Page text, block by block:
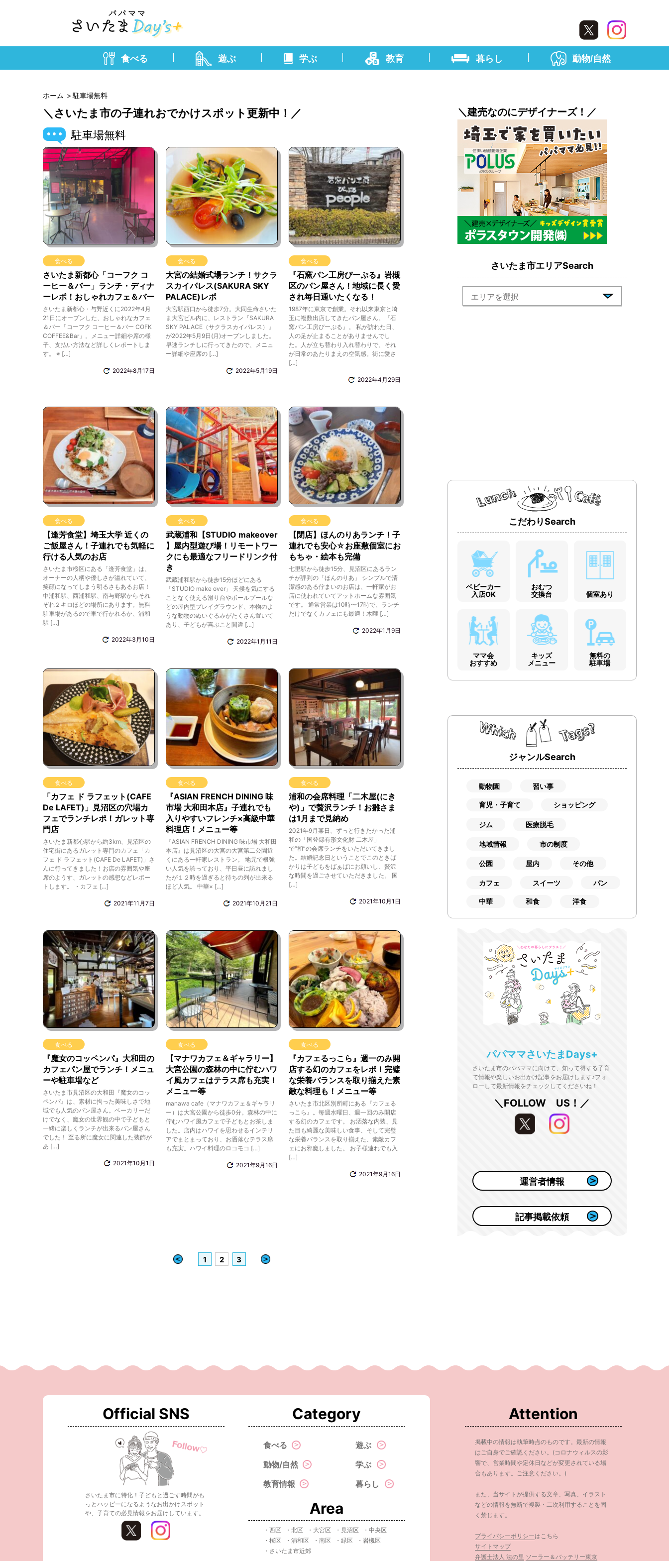
食べる 遊ぶ 学ぶ 教育 暮らし 動物/自然
ホーム 駐車場無料
＼さいたま市の子連れおでかけスポット更新中！／
駐車場無料
食べる
さいたま新都心「コーフク コ
ーヒー＆バー」ランチ・ディナ
ーレポ！おしゃれカフェ＆バー
さいたま新都心・与野近くに2022年4月
21日にオープンした、おしゃれなカフェ
＆バー「コーフク コーヒー＆バー COFK
COFFEE&Bar」。メニュー詳細や席の様
子、支払い方法など詳しくレポートしま
す。 ※ […]
2022年8月17日
食べる
大宮の結婚式場ランチ！サクラ
スカイパレス(SAKURA SKY
PALACE)レポ
大宮駅西口から徒歩7分。大同生命さいた
ま大宮ビル内に、レストラン『SAKURA
SKY PALACE（サクラスカイパレス）』
が2022年5月9日(月)オープンしました。
早速ランチしに行ってきたので、メニュ
ー詳細や座席の […]
2022年5月19日
食べる
『石窯パン工房ぴーぷる』岩槻
区のパン屋さん！地域に長く愛
され毎日通いたくなる！
1987年に東京で創業。それ以来東京と埼
玉に複数出店してきたパン屋さん。『石
窯パン工房ぴーぷる』。 私が訪れた日、
人の足が止まることがありませんでし
た。人が立ち替わり入れ替わりで、それ
が日常のあたりまえの空気感。街に愛さ
[…]
2022年4月29日
食べる
【逢芳食堂】埼玉大学 近くの
ご飯屋さん！子連れでも気軽に
行ける人気のお店
さいたま市桜区にある「逢芳食堂」は、
オーナーの人柄や優しさが溢れていて、
笑顔になってしまう明るさもあるお店！
中浦和駅、西浦和駅、南与野駅からそれ
ぞれ２キロほどの場所にあります。無料
駐車場があるので車で行かれるか、浦和
駅 […]
2022年3月10日
食べる
武蔵浦和【STUDIO makeover
】屋内型遊び場！リモートワー
クにも最適なフリードリンク付
き
武蔵浦和駅から徒歩15分ほどにある
「STUDIO make over」 天候を気にする
ことなく使える滑り台やボールプールな
どの屋内型プレイグラウンド、本物のよ
うな動物のぬいぐるみがたくさん置いて
あり、子どもが喜ぶこと間違 […]
2022年1月11日
食べる
【閉店】ほんのりあランチ！子
連れでも安心☆お座敷個室にお
もちゃ・絵本も完備
七里駅から徒歩15分、見沼区にあるラン
チが評判の「ほんのりあ」 シンプルで清
潔感のある佇まいのお店は、一軒家がお
店に使われていてアットホームな雰囲気
です。 通常営業は10時〜17時で、ランチ
だけでなくカフェにも最適！木曜 […]
2022年1月9日
食べる
「カフェ ド ラフェット(CAFE
De LAFET)」見沼区の穴場カ
フェでランチレポ！ガレット専
門店
さいたま新都心駅から約3km、見沼区の
住宅街にあるガレット専門のカフェ「カ
フェ ド ラフェット(CAFE De LAFET)」さ
んに行ってきました！お店の雰囲気や座
席のようす、ガレットの感想などレポー
トします。 ・カフェ […]
2021年11月7日
食べる
『ASIAN FRENCH DINING 味
市場 大和田本店』子連れでも
入りやすいフレンチ×高級中華
料理店！メニュー等
『ASIAN FRENCH DINING 味市場 大和田
本店』は見沼区の大宮の大宮第二公園近
くにある一軒家レストラン。 地元で根強
い人気を誇っており、平日昼に訪れまし
たが１２時を過ぎると待ちの列が出来る
ほど人気。 中華× […]
2021年10月21日
食べる
浦和の会席料理「二木屋(にき
や)」で贅沢ランチ！お雛さま
は1月まで見納め
2021年9月某日、ずっと行きたかった浦
和の「国登録有形文化財 二木屋」
で“和”の会席ランチをいただいてきまし
た。結婚記念日ということでこのときば
かりは子どもをばぁばにお願いし、贅沢
な時間を過ごさせていただきました。 国
[…]
2021年10月1日
食べる
『魔女のコッペンパ』大和田の
カフェパン屋でランチ！メニュ
ーや駐車場など
さいたま市見沼区の大和田『魔女のコッ
ペンパ』は、素材に拘った美味しさで地
域でも人気のパン屋さん。ベーカリーだ
けでなく、魔女の世界観の中で子どもと
一緒に楽しくランチが出来るパン屋さん
でした！ 至る所に魔女に関連した装飾が
あ […]
2021年10月1日
食べる
【マナワカフェ＆ギャラリー】
大宮公園の森林の中に佇むハワ
イ風カフェはテラス席も充実！
メニュー等
manawa cafe（マナワカフェ＆ギャラリ
ー）は大宮公園から徒歩0分。森林の中に
佇むハワイ風カフェで子どもとお茶しま
した。店内はハワイを思わせるインテリ
アでまとまっており、お洒落なテラス席
も充実。ハワイ料理のロコモコ […]
2021年9月16日
食べる
『カフェるっこら』週一のみ開
店する幻のカフェをレポ！完璧
な栄養バランスを取り揃えた素
敵な料理も！メニュー等
さいたま市北区別所町にある『カフェる
っこら』。毎週水曜日、週一回のみ開店
する幻のカフェです。 お洒落な内装、見
た目も綺麗な美味しい食事、そして完璧
な栄養バランスを取り揃えた、素敵カフ
ェにお邪魔しました。 お子様連れでも入
[…]
2021年9月16日
« 1 2 3 »
＼建売なのにデザイナーズ！／
さいたま市エリアSearch
こだわりSearch
ベビーカー
入店OK
おむつ
交換台
個室あり
ママ会
おすすめ
キッズ
メニュー
無料の
駐車場
ジャンルSearch
動物園 習い事
育児・子育て ショッピング
ジム 医療脱毛
地域情報 市の制度
公園 屋内 その他
カフェ スイーツ パン
中華 和食 洋食
パパママさいたまDays+
さいたま市のパパママに向けて、知って得する子育
て情報や楽しいお出かけ記事をお届けします♪フォ
ローして最新情報をチェックしてくださいね！
＼FOLLOW US！／
運営者情報
記事掲載依頼
Official SNS
さいたま市に特化！子どもと過ごす時間がも
っとハッピーになるようなお出かけスポット
や、子育ての必見情報をお届けしています。
Category
食べる
遊ぶ
動物/自然
学ぶ
教育情報
暮らし
Area
・西区 ・北区 ・大宮区 ・見沼区
・中央区
・桜区
・浦和区 ・南区 ・緑区
・岩槻区
・さいたま市近郊
Attention
掲載中の情報は執筆時点のものです。最新の情報
はご自身でご確認ください。(コロナウィルスの影
響で、営業時間や定休日などが変更されている場
合もあります。ご注意ください。)
また、当サイトが提供する文章、写真、イラスト
などの情報を無断で複製・二次利用することを固
く禁じます。
プライバシーポリシーはこちら
サイトマップ
弁護士法人 法の里 ソーラー＆バッテリー東京